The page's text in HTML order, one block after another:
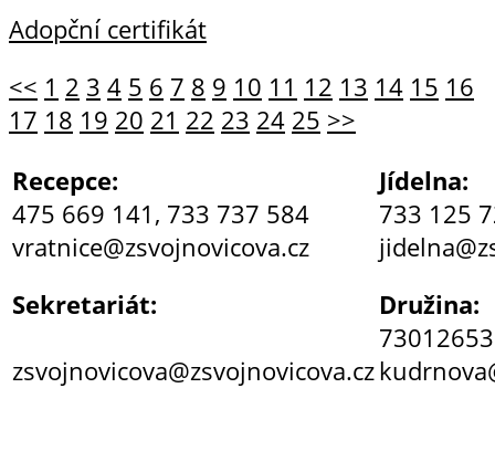
Adopční certifikát
<< 1 2 3 4 5 6 7 8 9 10 11 12 13 14 15 16
17 18 19 20 21 22 23 24 25 >>
Recepce:
475 669 141, 733 737 584
vratnice@zsvojnovicova.cz
Sekretariát:
zsvojnovicova@zsvojnovicova.cz
Jídelna:
733 125
Družina: